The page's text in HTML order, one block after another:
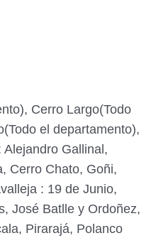
Cerro Largo(Todo
el departamento),
Alejandro Gallinal,
Cerro Chato, Goñi,
: 19 de Junio,
José Batlle y Ordoñez,
Pirarajá, Polanco